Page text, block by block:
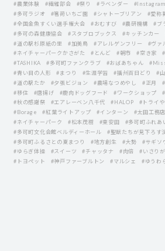
#農業体験
#繊維部会 #祭り #ラベンダー #Instagram
#多可ラジオ
#箸荷いちご園 #シャトーブリアン
#愛称
#全国金魚すくい選手権大会
#おむすび #農研機構
#ブ
#多可の森健康協会
#スタブロブックス #キッチンカー
#道の駅杉原紙の里
#加美鳥 #アレルゲンフリー #ヴァ
#ネイチャーパークかさがた
#とんど #朝市 #空き家
#TASHIKA
#多可町ファンクラブ #おばあちゃん
#青い目の人形
#まつり #生涯学習 #播州百日どり #
#道の駅たか
#夕張ビジョン #農場なつめやし #正月
#移住
#唐揚げ #鹿肉ドッグフード #ワークショップ
#秋の感謝祭
#エアレーベン八千代 #HALOP #トライ
#Borage
#紅葉ライトアップ #インターン #太田工務店
#ネイチャーパーク
#松本茂樹 #東安田
#多可町ふれあ
#多可町文化会館ベルディーホール
#聖獣たちが見下ろす
#多可町ふるさとの夏まつり
#地方創生 #大勢 #サギソ
#ゆらぎ体操
#スイーツ #チャッタナ #肉倍 #いさり
#トヨペット
#神戸ファーブルトン #マルシェ #ゆうわ